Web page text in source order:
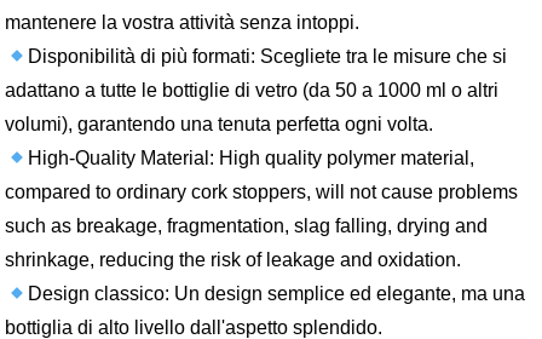
mantenere la vostra attività senza intoppi.
Disponibilità di più formati: Scegliete tra le misure che si
adattano a tutte le bottiglie di vetro (da 50 a 1000 ml o altri
volumi), garantendo una tenuta perfetta ogni volta.
High-Quality Material: High quality polymer material,
compared to ordinary cork stoppers, will not cause problems
such as breakage, fragmentation, slag falling, drying and
shrinkage, reducing the risk of leakage and oxidation.
Design classico: Un design semplice ed elegante, ma una
bottiglia di alto livello dall'aspetto splendido.